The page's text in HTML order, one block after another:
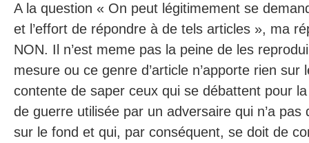
A la question « On peut légitimement se
et l’effort de répondre à de tels articles », ma
NON. Il n’est meme pas la peine de les
mesure ou ce genre d’article n’apporte rien sur
contente de saper ceux qui se débattent pour
de guerre utilisée par un adversaire qui n’a pas
sur le fond et qui, par conséquent, se doit de